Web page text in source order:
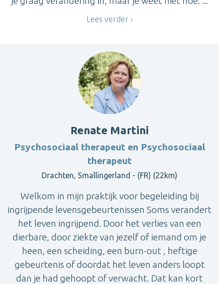
Lees verder
Renate Martini
Psychosociaal therapeut en Psychosociaal
therapeut
Drachten, Smallingerland - (FR) (22km)
Welkom in mijn praktijk voor begeleiding bij
ingrijpende levensgebeurtenissen Soms verandert
het leven ingrijpend. Door het verlies van een
dierbare, door ziekte van jezelf of iemand om je
heen, een scheiding, een burn-out , heftige
gebeurtenis of doordat het leven anders loopt
dan je had gehoopt of verwacht. Dat kan kort